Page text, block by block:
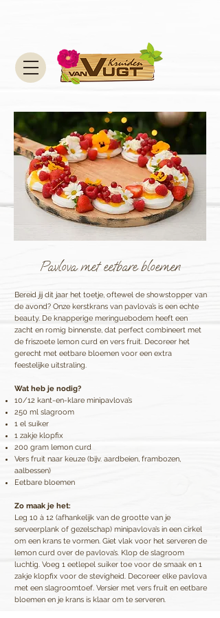
Pavlova met eetbare bloemen
Bereid jij dit jaar het toetje, oftewel de showstopper van
de avond? Onze kerstkrans van pavlova’s is een echte
beauty. De knapperige meringuebodem heeft een
zacht en romig binnenste, dat perfect combineert met
de friszoete lemon curd en vers fruit. Decoreer het
gerecht met eetbare bloemen voor een extra
feestelijke uitstraling.
Wat heb je nodig?
10/12 kant-en-klare minipavlova’s
250 ml slagroom
1 el suiker
1 zakje klopfix
200 gram lemon curd
Vers fruit naar keuze (bijv. aardbeien, frambozen,
aalbessen)
Eetbare bloemen
Zo maak je het:
Leg 10 à 12 (afhankelijk van de grootte van je
serveerplank of gezelschap) minipavlova’s in een cirkel
om een krans te vormen. Giet vlak voor het serveren de
lemon curd over de pavlova’s. Klop de slagroom
luchtig. Voeg 1 eetlepel suiker toe voor de smaak en 1
zakje klopfix voor de stevigheid. Decoreer elke pavlova
met een slagroomtoef. Versier met vers fruit en eetbare
bloemen en je krans is klaar om te serveren.